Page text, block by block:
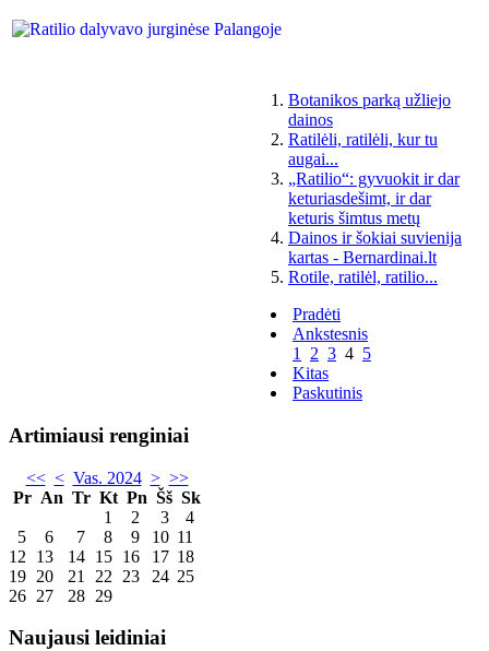
Botanikos parką užliejo
dainos
Ratilėli, ratilėli, kur tu
augai...
„Ratilio“: gyvuokit ir dar
keturiasdešimt, ir dar
keturis šimtus metų
Dainos ir šokiai suvienija
kartas - Bernardinai.lt
Rotile, ratilėl, ratilio...
Pradėti
Ankstesnis
1
2 3 4 5
Kitas
Paskutinis
Artimiausi renginiai
<< < Vas. 2024 > >>
Pr An Tr Kt Pn Šš Sk
1
2 3
4
5
6 7 8 9 10 11
12
13 14 15 16 17 18
19 20 21 22 23 24 25
26 27 28 29
Naujausi leidiniai